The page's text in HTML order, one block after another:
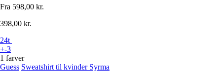
Fra 598,00 kr.
398,00 kr.
24t
+-3
1 farver
Guess Sweatshirt til kvinder Syrma